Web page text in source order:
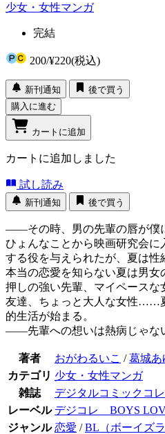
少女・女性マンガ
完結
200/¥220(税込)
新刊通知
後で買う
購入に進む
カートに追加
カートに追加しました
試し読み
新刊通知 後で買う
――その時、男の先輩の唇が
ひょんなことから映画研究会に
する役を与えられたが、夏は性
本当の恋愛を知らない夏は男女
押しの強い先輩、マイペースな
友達、ちょっと大人な女性……
的生活が始まる。
――先輩への想いは熱病じゃ
著者 おがわるいこ /葛城あ
カテゴリ 少女・女性マンガ
雑誌
デジタルコミックコ
レーベル デジコレ BOYS
ジャンル 恋愛 /BL（ボーイズラ